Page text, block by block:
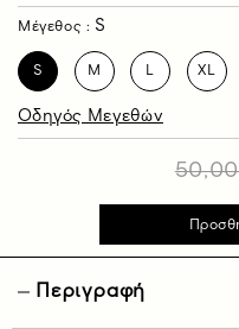
Μέγεθος : S
S M L XL
Οδηγός Μεγεθών
Περιγραφή